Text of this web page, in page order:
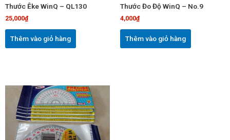
Thước Êke WinQ – QL130
25,000₫
Thêm vào giỏ hàng
Thước Đo Độ WinQ – No.9
4,000₫
Thêm vào giỏ hàng